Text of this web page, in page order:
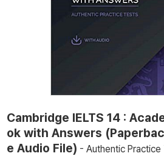
Cambridge IELTS 14 :
ok with Answers
e Audio File) - Authentic Practice